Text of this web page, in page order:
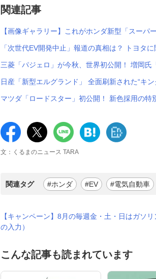
関連記事
【画像ギャラリー】これがホンダ新型「スーパ
「次世代EV開発中止」報道の真相は？ トヨタに
三菱「パジェロ」が今秋、世界初公開！ 増岡氏
日産「新型エルグランド」 全面刷新された“キ
マツダ「ロードスター」初公開！ 新色採用の
文：くるまのニュース TARA
関連タグ #ホンダ #EV #電気自動車
【キャンペーン】8月の毎週金・土・日はガソ
の入力）
こんな記事も読まれています